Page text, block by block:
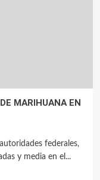
MARIHUANA EN
federales,
y media en el...